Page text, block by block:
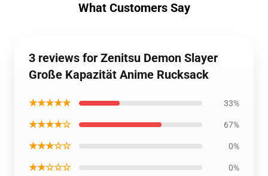
What Customers Say
3 reviews for Zenitsu Demon Slayer
Große Kapazität Anime Rucksack
★★★★★ 33%
★★★★☆ 67%
★★★☆☆ 0%
★★☆☆☆ 0%